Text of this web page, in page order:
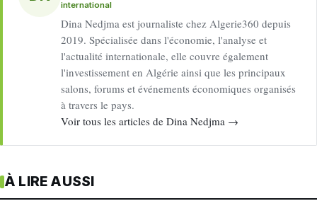
international
Dina Nedjma est journaliste chez Algerie360 depuis
2019. Spécialisée dans l'économie, l'analyse et
l'actualité internationale, elle couvre également
l'investissement en Algérie ainsi que les principaux
salons, forums et événements économiques organisés
à travers le pays.
Voir tous les articles de Dina Nedjma →
À LIRE AUSSI